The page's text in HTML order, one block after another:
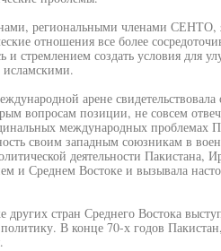
региональными членами СЕНТО,
отношения все более
и стремлением создать условия для
арене
вопросам позиции, не совсем
международных проблемах
своим западным союзникам в
деятельности Пакистана,
и Среднем Востоке и вызывала
других стран Среднего Востока
В конце 70-х годов